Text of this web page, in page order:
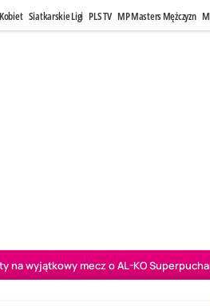
Siatkarskie Ligi PLS TV MP Masters Mężczyzn
na wyjątkowy mecz o AL-KO